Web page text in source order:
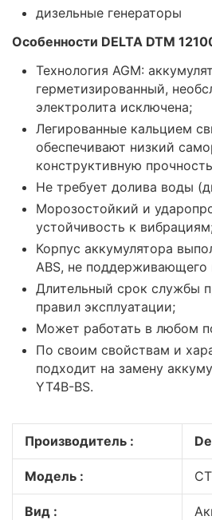
дизельные генераторы
Особенности DELTA DTM
Технология AGM:
герметизированный,
электролита исключена;
Легированные кальцием
обеспечивают низкий
конструктивную
Не требует долива воды
Морозостойкий и
устойчивость к
Корпус аккумулятора
ABS, не поддерживающего
Длительный срок службы
правил эксплуатации;
Может работать в любом
По своим свойствам и
подходит на замену
YT4B-BS.
Производитель :
Модель :
Вид :